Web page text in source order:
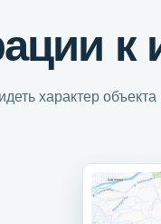
к
характер